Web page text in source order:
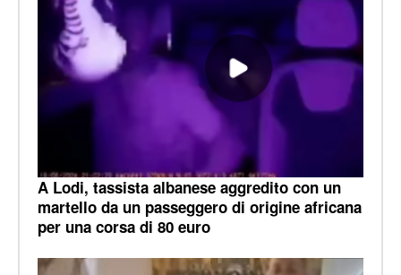
A Lodi, tassista albanese aggredito con un
martello da un passeggero di origine africana
per una corsa di 80 euro